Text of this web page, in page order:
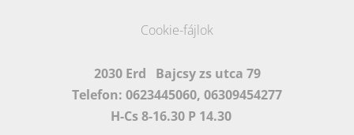
Cookie-fájlok
2030 Erd Bajcsy zs utca 79
Telefon: 0623445060, 06309454277
H-Cs 8-16.30 P 14.30